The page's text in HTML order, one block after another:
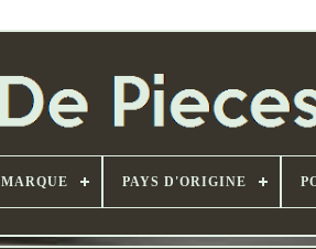
MARQUE PAYS D'ORIGINE